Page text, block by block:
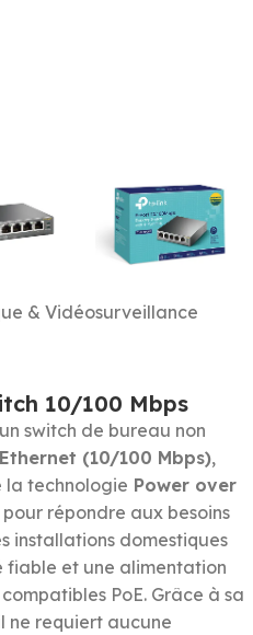
& Vidéosurveillance
10/100 Mbps
switch de bureau non
(10/100 Mbps),
la technologie Power over
répondre aux besoins
installations domestiques
fiable et une alimentation
PoE. Grâce à sa
ne requiert aucune